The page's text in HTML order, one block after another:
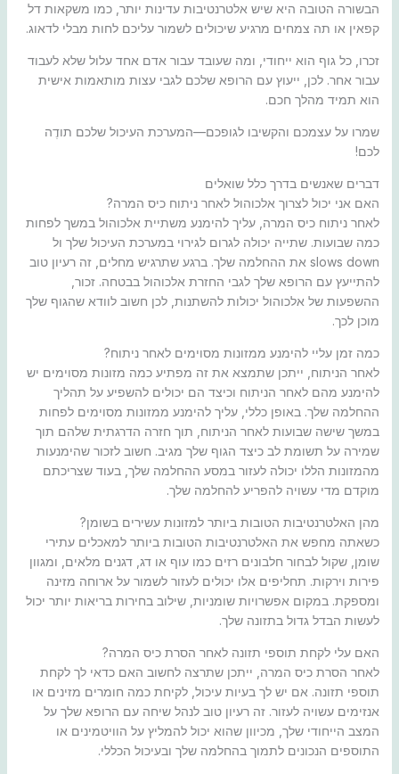
הבשורה הטובה היא שיש אלטרנטיבות עדינות יותר, כמו משקאות דל
קפאין או תה צמחים מרגיע שיכולים לשמור עליכם לחות מבלי לדאוג.
זכרו, כל גוף הוא ייחודי, ומה שעובד עבור אדם אחד עלול שלא לעבוד
עבור אחר. לכן, ייעוץ עם הרופא שלכם לגבי עצות מותאמות אישית
הוא תמיד מהלך חכם.
שמרו על עצמכם והקשיבו לגופכם—המערכת העיכול שלכם תודֶה
לכם!
דברים שאנשים בדרך כלל שואלים
האם אני יכול לצרוך אלכוהול לאחר ניתוח כיס המרה?
לאחר ניתוח כיס המרה, עליך להימנע משתיית אלכוהול במשך לפחות
כמה שבועות. שתייה יכולה לגרום לגירוי במערכת העיכול שלך ול
slows down את ההחלמה שלך. ברגע שתרגיש מחלים, זה רעיון טוב
להתייעץ עם הרופא שלך לגבי החזרת אלכוהול בבטחה. זכור,
ההשפעות של אלכוהול יכולות להשתנות, לכן חשוב לוודא שהגוף שלך
מוכן לכך.
כמה זמן עליי להימנע ממזונות מסוימים לאחר ניתוח?
לאחר הניתוח, ייתכן שתמצא את זה מפתיע כמה מזונות מסוימים יש
להימנע מהם לאחר הניתוח וכיצד הם יכולים להשפיע על תהליך
ההחלמה שלך. באופן כללי, עליך להימנע ממזונות מסוימים לפחות
במשך שישה שבועות לאחר הניתוח, תוך חזרה הדרגתית שלהם תוך
שמירה על תשומת לב כיצד הגוף שלך מגיב. חשוב לזכור שהימנעות
מהמזונות הללו יכולה לעזור במסע ההחלמה שלך, בעוד שצריכתם
מוקדם מדי עשויה להפריע להחלמה שלך.
מהן האלטרנטיבות הטובות ביותר למזונות עשירים בשומן?
כשאתה מחפש את האלטרנטיבות הטובות ביותר למאכלים עתירי
שומן, שקול לבחור חלבונים רזים כמו עוף או דג, דגנים מלאים, ומגוון
פירות וירקות. תחליפים אלו יכולים לעזור לשמור על ארוחה מזינה
ומספקת. במקום אפשרויות שומניות, שילוב בחירות בריאות יותר יכול
לעשות הבדל גדול בתזונה שלך.
האם עלי לקחת תוספי תזונה לאחר הסרת כיס המרה?
לאחר הסרת כיס המרה, ייתכן שתרצה לחשוב האם כדאי לך לקחת
תוספי תזונה. אם יש לך בעיות עיכול, לקיחת כמה חומרים מזינים או
אנזימים עשויה לעזור. זה רעיון טוב לנהל שיחה עם הרופא שלך על
המצב הייחודי שלך, מכיוון שהוא יכול להמליץ על הוויטמינים או
התוספים הנכונים לתמוך בהחלמה שלך ובעיכול הכללי.